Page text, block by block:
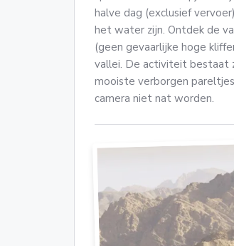
halve dag (exclusief
het water zijn. Ontdek de
(geen gevaarlijke hoge
vallei. De activiteit bestaat
mooiste verborgen
camera niet nat worden.